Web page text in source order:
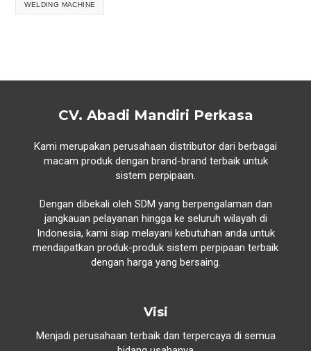
WELDING MACHINE
CV. Abadi Mandiri Perkasa
Kami merupakan perusahaan distributor dari berbagai
macam produk dengan brand-brand terbaik untuk
sistem perpipaan.
Dengan dibekali oleh SDM yang berpengalaman dan
jangkauan pelayanan hingga ke seluruh wilayah di
Indonesia, kami siap melayani kebutuhan anda untuk
mendapatkan produk-produk sistem perpipaan terbaik
dengan harga yang bersaing.
Visi
Menjadi perusahaan terbaik dan terpercaya di semua